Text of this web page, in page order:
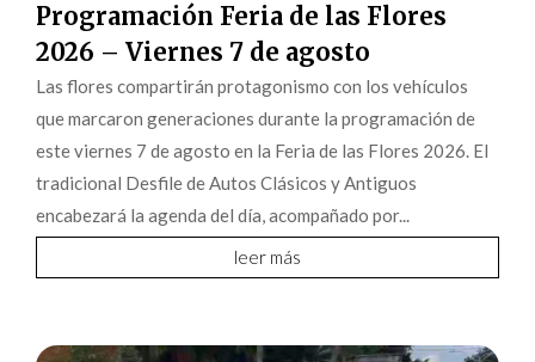
Programación Feria de las Flores
2026 – Viernes 7 de agosto
Las flores compartirán protagonismo con los vehículos
que marcaron generaciones durante la programación de
este viernes 7 de agosto en la Feria de las Flores 2026. El
tradicional Desfile de Autos Clásicos y Antiguos
encabezará la agenda del día, acompañado por...
leer más